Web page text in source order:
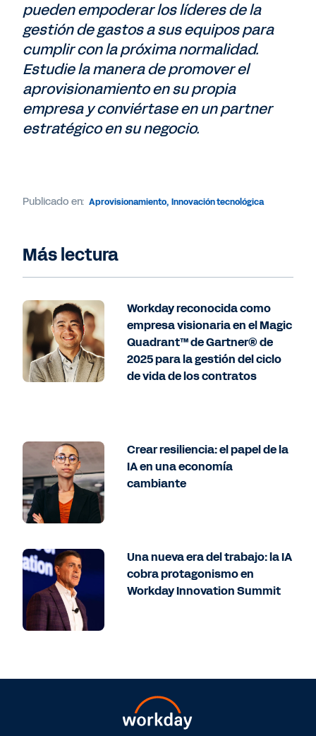
pueden empoderar los líderes de la
gestión de gastos a sus equipos para
cumplir con la próxima normalidad.
Estudie la manera de promover el
aprovisionamiento en su propia
empresa y conviértase en un partner
estratégico en su negocio.
Publicado en: Aprovisionamiento, Innovación tecnológica
Más lectura
Workday reconocida como
empresa visionaria en el Magic
Quadrant™ de Gartner® de
2025 para la gestión del ciclo
de vida de los contratos
Crear resiliencia: el papel de la
IA en una economía
cambiante
Una nueva era del trabajo: la IA
cobra protagonismo en
Workday Innovation Summit